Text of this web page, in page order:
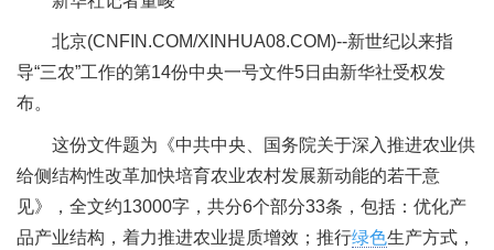
北京(CNFIN.COM/XINHUA08.COM)--新世纪以来指
导“三农”工作的第14份中央一号文件5日由新华社受权发
布。
这份文件题为《中共中央、国务院关于深入推进农业供
给侧结构性改革加快培育农业农村发展新动能的若干意
见》，全文约13000字，共分6个部分33条，包括：优化产
品产业结构，着力推进农业提质增效；推行绿色生产方式，